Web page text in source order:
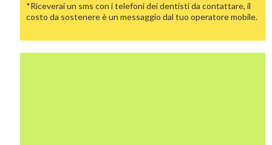
*Riceverai un sms con i telefoni dei dentisti da contattare, il
costo da sostenere è un messaggio dal tuo operatore mobile.